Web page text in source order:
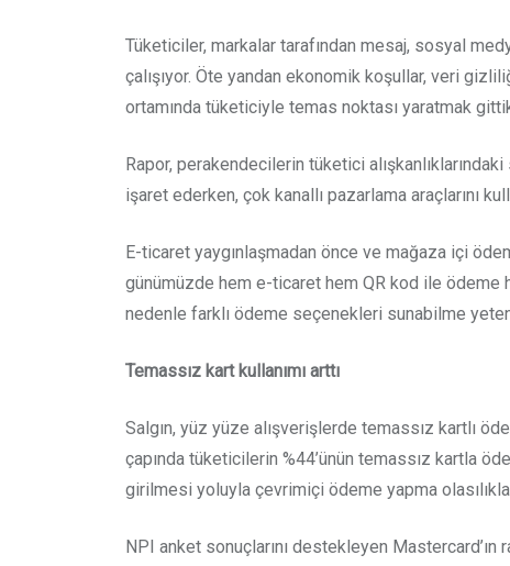
Tüketiciler, markalar tarafından mesaj, sosyal
çalışıyor. Öte yandan ekonomik koşullar, veri
ortamında tüketiciyle temas noktası yaratmak
Rapor, perakendecilerin tüketici
işaret ederken, çok kanallı pazarlama araçlarını
E-ticaret yaygınlaşmadan önce ve mağaza içi
günümüzde hem e-ticaret hem QR kod ile
nedenle farklı ödeme seçenekleri sunabilme
Temassız kart kullanımı arttı
Salgın, yüz yüze alışverişlerde temassız kartlı
çapında tüketicilerin %44’ünün temassız kartla
girilmesi yoluyla çevrimiçi ödeme yapma
NPI anket sonuçlarını destekleyen